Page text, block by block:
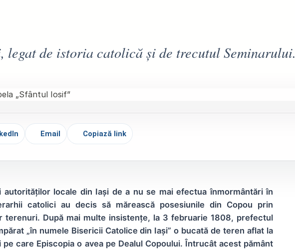
legat de istoria catolică și de trecutul Seminarului.
Email Copiază link
autorităților locale din Iași de a nu se mai efectua înmormântări în
catolici au decis să mărească posesiunile din Copou prin
terenuri. După mai multe insistențe, la 3 februarie 1808, prefectul
„în numele Bisericii Catolice din Iași” o bucată de teren aflat la
care Episcopia o avea pe Dealul Copoului. Întrucât acest pământ